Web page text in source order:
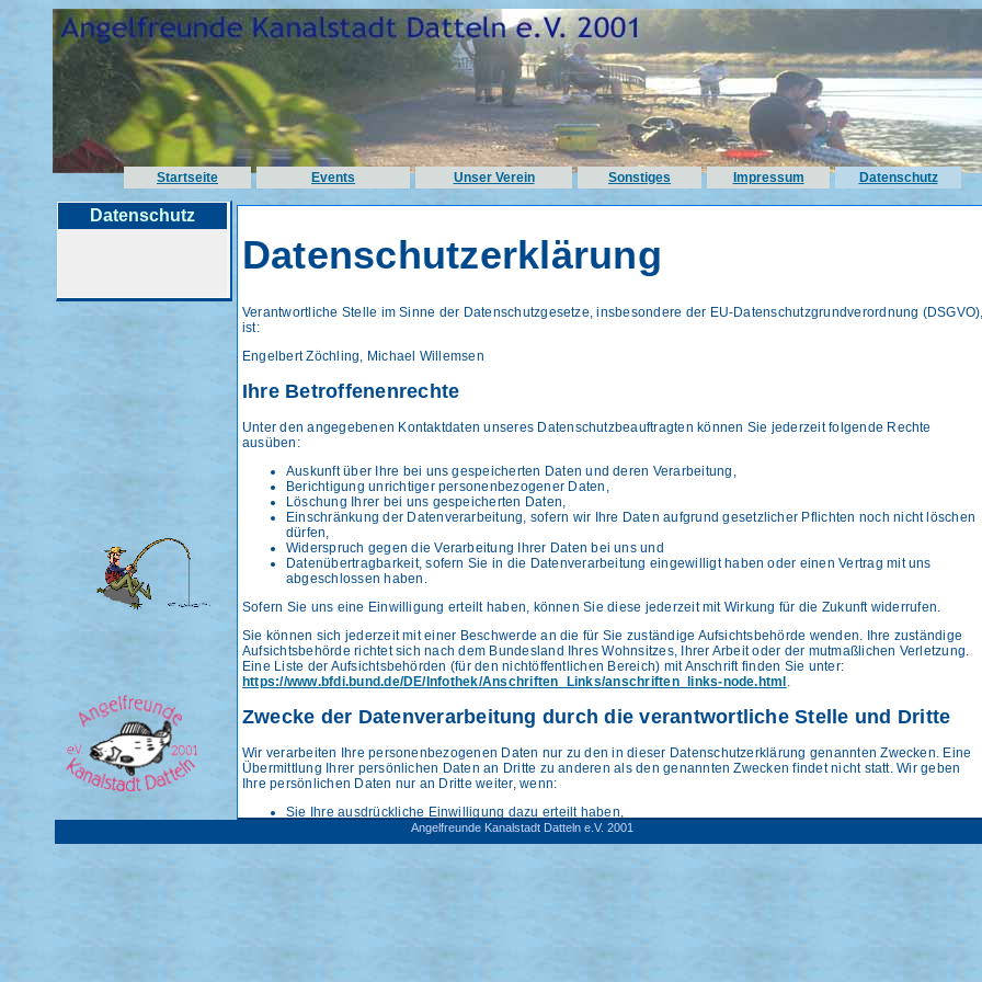
Startseite Events Unser Verein Sonstiges Impressum Datenschutz
Datenschutz
Datenschutzerklärung
Verantwortliche Stelle im Sinne der Datenschutzgesetze, insbesondere der EU-Datenschutzgrundverordnung
ist:
Engelbert Zöchling, Michael Willemsen
Ihre Betroffenenrechte
Unter den angegebenen Kontaktdaten unseres Datenschutzbeauftragten können Sie jederzeit folgende Rechte
ausüben:
Auskunft über Ihre bei uns gespeicherten Daten und deren Verarbeitung,
Berichtigung unrichtiger personenbezogener Daten,
Löschung Ihrer bei uns gespeicherten Daten,
Einschränkung der Datenverarbeitung, sofern wir Ihre Daten aufgrund gesetzlicher Pflichten noch nicht löschen
dürfen,
Widerspruch gegen die Verarbeitung Ihrer Daten bei uns und
Datenübertragbarkeit, sofern Sie in die Datenverarbeitung eingewilligt haben oder einen Vertrag mit uns
abgeschlossen haben.
Sofern Sie uns eine Einwilligung erteilt haben, können Sie diese jederzeit mit Wirkung für die Zukunft widerrufen.
Sie können sich jederzeit mit einer Beschwerde an die für Sie zuständige Aufsichtsbehörde wenden. Ihre zuständige
Aufsichtsbehörde richtet sich nach dem Bundesland Ihres Wohnsitzes, Ihrer Arbeit oder der mutmaßlichen Verletzung.
Eine Liste der Aufsichtsbehörden (für den nichtöffentlichen Bereich) mit Anschrift finden Sie unter:
https://www.bfdi.bund.de/DE/Infothek/Anschriften_Links/anschriften_links-node.html .
Zwecke der Datenverarbeitung durch die verantwortliche Stelle und Dritte
Wir verarbeiten Ihre personenbezogenen Daten nur zu den in dieser Datenschutzerklärung genannten Zwecken. Eine
Übermittlung Ihrer persönlichen Daten an Dritte zu anderen als den genannten Zwecken findet nicht statt. Wir geben
Ihre persönlichen Daten nur an Dritte weiter, wenn:
Sie Ihre ausdrückliche Einwilligung dazu erteilt haben,
die Verarbeitung zur Abwicklung eines Vertrags mit Ihnen erforderlich ist,
die Verarbeitung zur Erfüllung einer rechtlichen Verpflichtung erforderlich ist,
Sie ein überwiegendes schutzwürdiges Interesse an der Nichtweitergabe Ihrer Daten haben.
Angelfreunde Kanalstadt Datteln e.V. 2001